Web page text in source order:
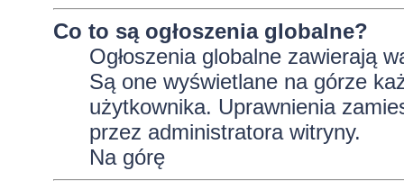
Co to są ogłoszenia globalne?
Ogłoszenia globalne zawierają
Są one wyświetlane na górze
użytkownika. Uprawnienia
przez administratora witryny.
Na górę